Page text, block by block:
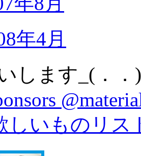
年4月
します_(．．
しいものリス